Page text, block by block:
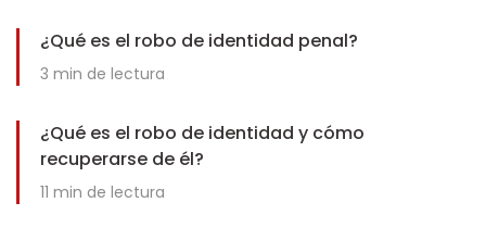
¿Qué es el robo de identidad penal?
3 min de lectura
¿Qué es el robo de identidad y cómo
recuperarse de él?
11 min de lectura